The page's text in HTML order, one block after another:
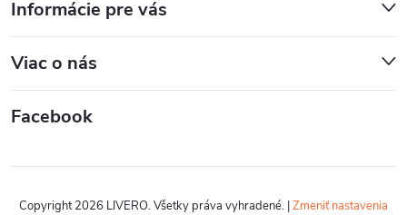
Informácie pre vás
Viac o nás
Facebook
Copyright 2026 LIVERO. Všetky práva vyhradené. |Zmeniť nastavenia